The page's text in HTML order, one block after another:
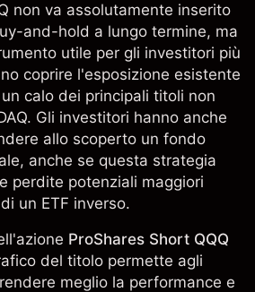
non va assolutamente inserito
and-hold a lungo termine, ma
utile per gli investitori più
coprire l'esposizione esistente
calo dei principali titoli non
Gli investitori hanno anche
allo scoperto un fondo
anche se questa strategia
perdite potenziali maggiori
un ETF inverso.
ProShares Short QQQ
del titolo permette agli
meglio la performance e